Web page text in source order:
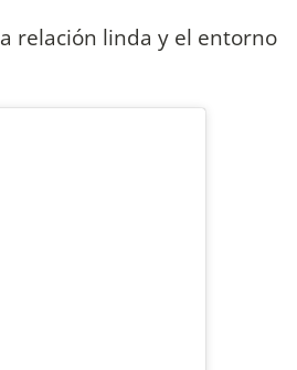
relación linda y el entorno